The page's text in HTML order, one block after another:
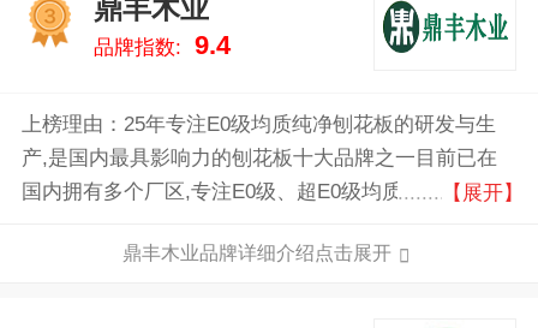
3
鼎丰木业
品牌指数: 9.4
上榜理由：25年专注E0级均质纯净刨花板的研发与生
产,是国内最具影响力的刨花板十大品牌之一目前已在
国内拥有多个厂区,专注E0级、超E0级均质环保刨花板
【展开】
鼎丰木业品牌详细介绍点击展开